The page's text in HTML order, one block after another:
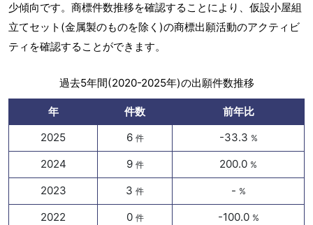
少傾向です。商標件数推移を確認することにより、仮設小屋組
立てセット(金属製のものを除く)の商標出願活動のアクティビ
ティを確認することができます。
過去5年間(2020-2025年)の出願件数推移
年 件数
前年比
2025
6 件 -33.3 %
2024 9 件 200.0 %
2023 3 件 - %
2022 0 件 -100.0 %